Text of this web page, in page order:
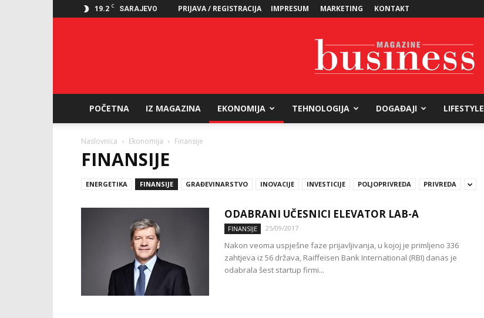
19.2 C SARAJEVO PRIJAVA / REGISTRACIJA IMPRESUM MARKETING KONTAKT
POČETNA IZ MAGAZINA EKONOMIJA TEHNOLOGIJA DOGAĐAJI LIFESTYLE
Naslovnica Ekonomija Finansije
FINANSIJE
ENERGETIKA FINANSIJE GRAĐEVINARSTVO INOVACIJE INVESTICIJE POLJOPRIVREDA PRIVREDA
ODABRANI UČESNICI ELEVATOR LAB-A
FINANSIJE 25/09/2017
Nakon veoma uspješne faze prijavljivanja, u kojoj je primljeno 336
zahtjeva iz 56 država, Raiffeisen Bank International (RBI) danas je
odabrala šest startup firmi...